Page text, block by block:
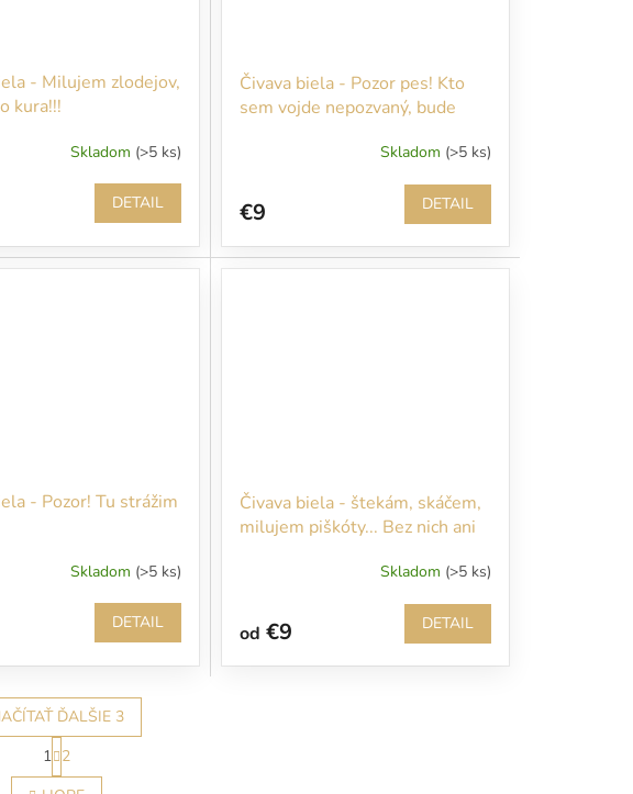
- Milujem zlodejov,
kura!!!
Skladom (>5 ks)
DETAIL
Čivava biela - Pozor pes! Kto
sem vojde nepozvaný, bude
Skladom (>5 ks)
€9 DETAIL
- Pozor! Tu strážim
Skladom (>5 ks)
DETAIL
Čivava biela - štekám, skáčem,
milujem piškóty... Bez nich ani
Skladom (>5 ks)
od €9 DETAIL
O
v
ĎALŠIE 3
S
t
r
1 2